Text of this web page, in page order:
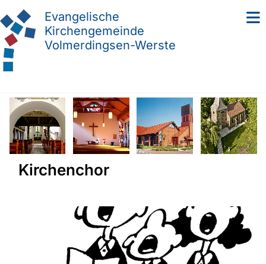
Evangelische
Kirchengemeinde
Volmerdingsen-Werste
Kirchenchor